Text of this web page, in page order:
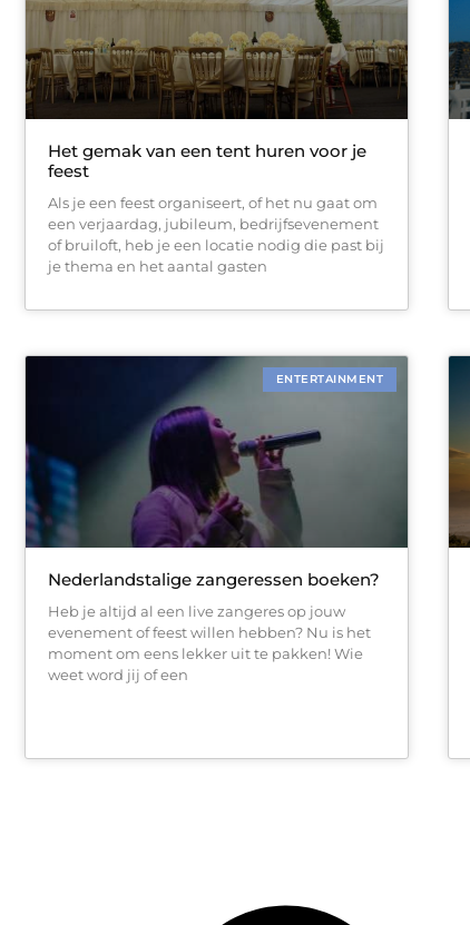
Het gemak van een tent huren voor je
feest
Als je een feest organiseert, of het nu gaat om
een verjaardag, jubileum, bedrijfsevenement
of bruiloft, heb je een locatie nodig die past bij
je thema en het aantal gasten
ENTERTAINMENT
Nederlandstalige zangeressen boeken?
Heb je altijd al een live zangeres op jouw
evenement of feest willen hebben? Nu is het
moment om eens lekker uit te pakken! Wie
weet word jij of een